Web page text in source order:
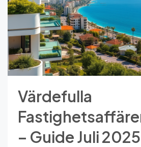
Värdefulla
– Guide Juli 2025